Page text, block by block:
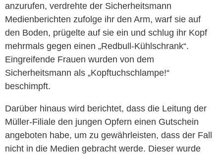
anzurufen, verdrehte der Sicherheitsmann
Medienberichten zufolge ihr den Arm, warf sie auf
den Boden, prügelte auf sie ein und schlug ihr Kopf
mehrmals gegen einen „Redbull-Kühlschrank“.
Eingreifende Frauen wurden von dem
Sicherheitsmann als „Kopftuchschlampe!“
beschimpft.
Darüber hinaus wird berichtet, dass die Leitung der
Müller-Filiale den jungen Opfern einen Gutschein
angeboten habe, um zu gewährleisten, dass der Fall
nicht in die Medien gebracht werde. Dieser wurde